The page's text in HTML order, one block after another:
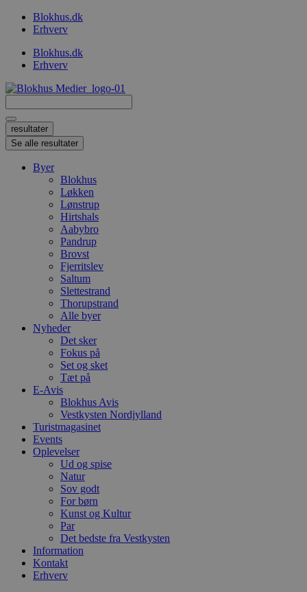
VidereBlokhus.dk
Erhverv
Blokhus.dk
Erhverv
...
resultater
Se alle resultater
Byer
Blokhus
Løkken
Lønstrup
Hirtshals
Aabybro
Pandrup
Brovst
Fjerritslev
Saltum
Slettestrand
Thorupstrand
Alle byer
Nyheder
Det sker
Fokus på
Set og sket
Tæt på
E-Avis
Blokhus Avis
Vestkysten Nordjylland
Turistmagasinet
Events
Oplevelser
Ud og spise
Natur
Sov godt
For børn
Kunst og Kultur
Par
Det bedste fra Vestkysten
Information
Kontakt
Erhverv